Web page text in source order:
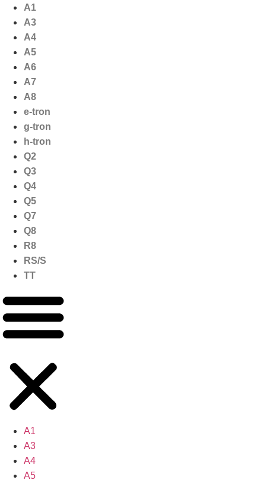
naar
inhoud
A1
A3
A4
A5
A6
A7
A8
e-tron
g-tron
h-tron
Q2
Q3
Q4
Q5
Q7
Q8
R8
RS/S
TT
A1
A3
A4
A5